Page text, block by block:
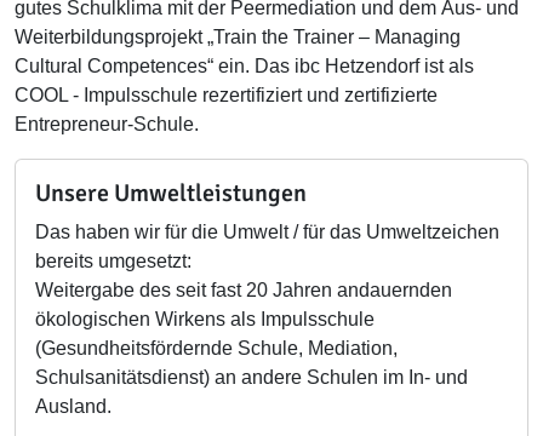
gutes Schulklima mit der Peermediation und dem Aus- und
Weiterbildungsprojekt „Train the Trainer – Managing
Cultural Competences“ ein. Das ibc Hetzendorf ist als
COOL - Impulsschule rezertifiziert und zertifizierte
Entrepreneur-Schule.
Unsere Umweltleistungen
Das haben wir für die Umwelt / für das Umweltzeichen
bereits umgesetzt:
Weitergabe des seit fast 20 Jahren andauernden
ökologischen Wirkens als Impulsschule
(Gesundheitsfördernde Schule, Mediation,
Schulsanitätsdienst) an andere Schulen im In- und
Ausland.